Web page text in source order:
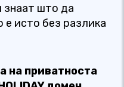
знаат што да
исто без разлика
на приватноста